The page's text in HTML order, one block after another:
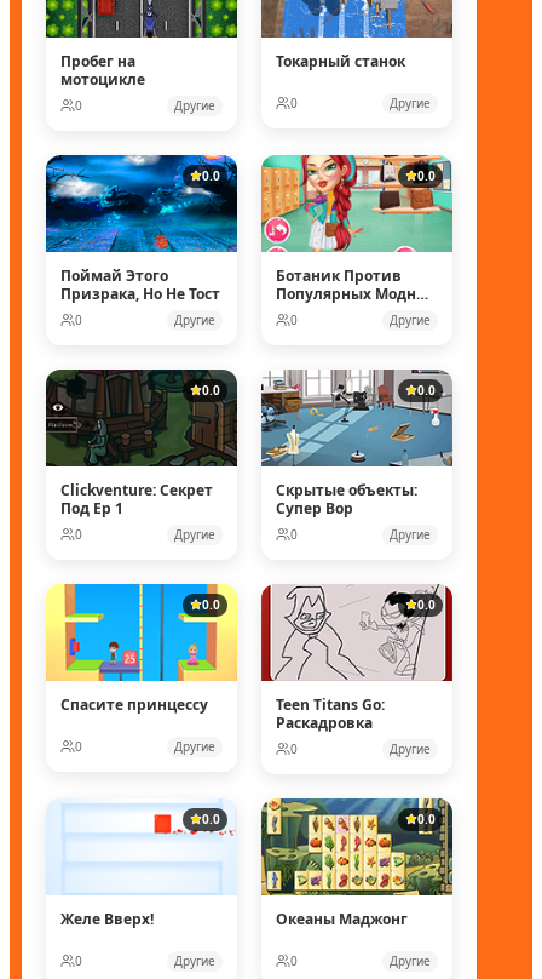
Пробег на
мотоцикле
0 Другие
Токарный станок
0 Другие
0.0
Поймай Этого
Призрака, Но Не Тост
0 Другие
0.0
Ботаник Против
Популярных Модных
Кукол
0 Другие
0.0
Clickventure: Секрет
Под Ep 1
0 Другие
0.0
Скрытые объекты:
Супер Вор
0 Другие
0.0
Спасите принцессу
0 Другие
0.0
Teen Titans Go:
Раскадровка
0 Другие
0.0
Желе Вверх!
0 Другие
0.0
Океаны Маджонг
0 Другие